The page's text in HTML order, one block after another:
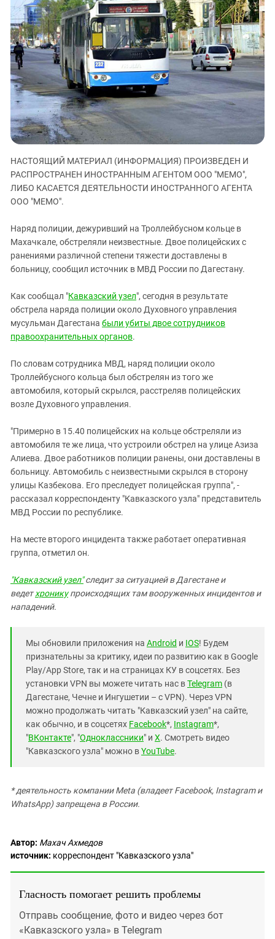
ЗАСТАВЛЯЕТ
КАВКАЗ ЗА ПАЛЕСТИНУ
ИНАКОМЫСЛИЕ В ЧЕЧНЕ
ПРЕСЛЕДОВАНИЕ АКТИВИСТОВ
МОБИЛИЗАЦИЯ И ПРОТЕСТЫ
Дагестан
Ингушетия
Кабардино-Балкария
Калмыкия
Карачаево-Черкесия
Краснодарский край
Нагорный Карабах
Российская Федерация
Ростовская область
СКФО
Чечня
Южная Осетия
Южный Кавказ
ЮФО
НАСТОЯЩИЙ МАТЕРИАЛ (ИНФОРМАЦИЯ) ПРОИЗВЕДЕН И
РАСПРОСТРАНЕН ИНОСТРАННЫМ АГЕНТОМ ООО "МЕМО",
ЛИБО КАСАЕТСЯ ДЕЯТЕЛЬНОСТИ ИНОСТРАННОГО АГЕНТА
ООО "МЕМО".
Наряд полиции, дежуривший на Троллейбусном кольце в
Махачкале, обстреляли неизвестные. Двое полицейских с
ранениями различной степени тяжести доставлены в
больницу, сообщил источник в МВД России по Дагестану.
Как сообщал "Кавказский узел", сегодня в результате
обстрела наряда полиции около Духовного управления
мусульман Дагестана были убиты двое сотрудников
правоохранительных органов.
По словам сотрудника МВД, наряд полиции около
Троллейбусного кольца был обстрелян из того же
автомобиля, который скрылся, расстреляв полицейских
возле Духовного управления.
"Примерно в 15.40 полицейских на кольце обстреляли из
автомобиля те же лица, что устроили обстрел на улице Азиза
Алиева. Двое работников полиции ранены, они доставлены в
больницу. Автомобиль с неизвестными скрылся в сторону
улицы Казбекова. Его преследует полицейская группа", -
рассказал корреспонденту "Кавказского узла" представитель
МВД России по республике.
На месте второго инцидента также работает оперативная
группа, отметил он.
"Кавказский узел"следит за ситуацией в Дагестане и
ведетхроникупроисходящих там вооруженных инцидентов и
нападений.
Мы обновили приложения на Android и IOS! Будем
признательны за критику, идеи по развитию как в Google
Play/App Store, так и на страницах КУ в соцсетях. Без
установки VPN вы можете читать нас вTelegram (в
Дагестане, Чечне и Ингушетии – с VPN). Через VPN
можно продолжать читать "Кавказский узел" на сайте,
как обычно, и в соцсетях Facebook*, Instagram*,
"ВКонтакте", "Одноклассники" и X. Смотреть видео
"Кавказского узла" можно вYouTube.
* деятельность компании Meta (владеет Facebook, Instagram и
WhatsApp) запрещена в России.
Автор: Махач Ахмедов
источник: корреспондент "Кавказского узла"
Гласность помогает решить проблемы
Отправь сообщение, фото и видео через бот
«Кавказского узла» в Telegram